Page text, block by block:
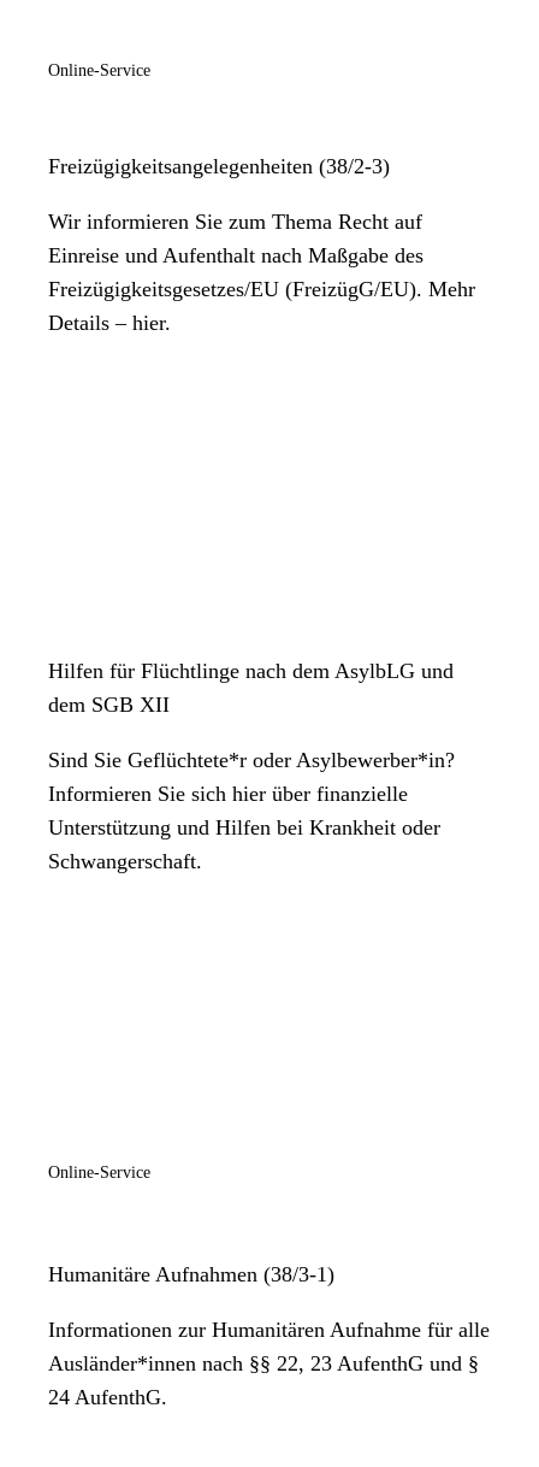
Online-Service
Freizügigkeitsangelegenheiten (38/2-3)
Wir informieren Sie zum Thema Recht auf
Einreise und Aufenthalt nach Maßgabe des
Freizügigkeitsgesetzes/EU (FreizügG/EU). Mehr
Details – hier.
Hilfen für Flüchtlinge nach dem AsylbLG und
dem SGB XII
Sind Sie Geflüchtete*r oder Asylbewerber*in?
Informieren Sie sich hier über finanzielle
Unterstützung und Hilfen bei Krankheit oder
Schwangerschaft.
Online-Service
Humanitäre Aufnahmen (38/3-1)
Informationen zur Humanitären Aufnahme für alle
Ausländer*innen nach §§ 22, 23 AufenthG und §
24 AufenthG.